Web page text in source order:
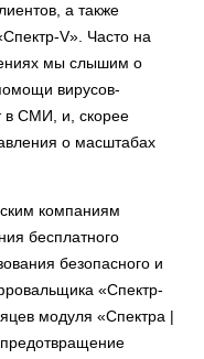
а также
V». Часто на
мы слышим о
вирусов-
в СМИ, и, скорее
о масштабах
компаниям
бесплатного
безопасного и
«Спектр-
модуля «Спектра |
предотвращение